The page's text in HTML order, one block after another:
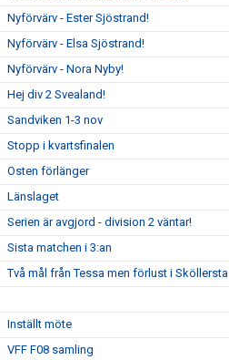
Nyförvärv - Ester Sjöstrand!
Nyförvärv - Elsa Sjöstrand!
Nyförvärv - Nora Nyby!
Hej div 2 Svealand!
Sandviken 1-3 nov
Stopp i kvartsfinalen
Osten förlänger
Länslaget
Serien är avgjord - division 2 väntar!
Sista matchen i 3:an
Två mål från Tessa men förlust i Sköllersta
Inställt möte
VFF F08 samling